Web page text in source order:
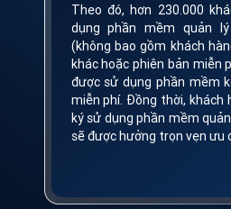
Theo đó, hơn 230.000
dụng phần mềm quản
(không bao gồm khách
khác hoặc phiên bản miễn
được sử dụng phần mềm
miễn phí. Đồng thời, khách
ký sử dụng phần mềm
sẽ được hưởng trọn vẹn ưu